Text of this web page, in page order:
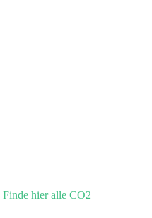
Finde hier alle CO2